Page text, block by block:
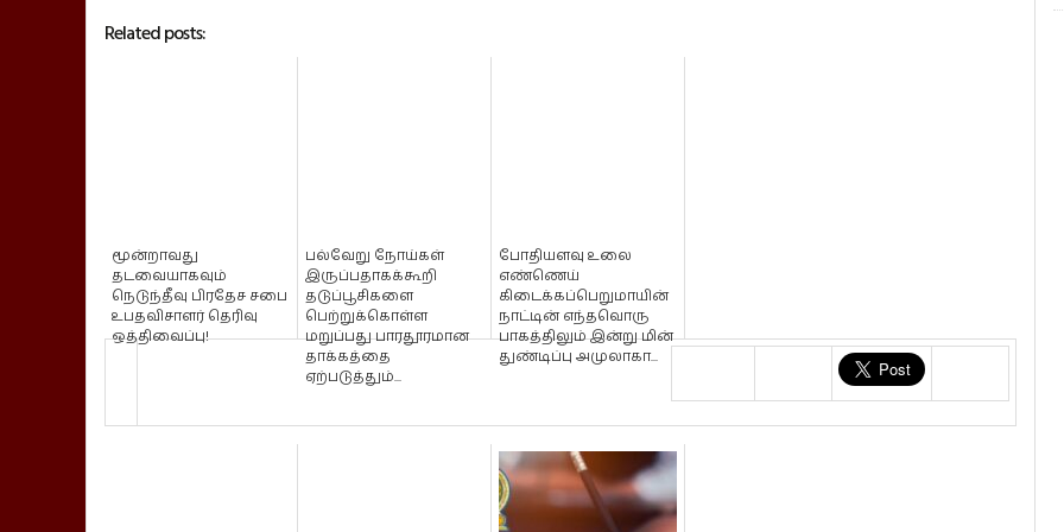
Related posts:
மூன்றாவது
தடவையாகவும்
நெடுந்தீவு பிரதேச சபை
உபதவிசாளர் தெரிவு
ஒத்திவைப்பு!
பல்வேறு நோய்கள்
இருப்பதாகக்கூறி
தடுப்பூசிகளை
பெற்றுக்கொள்ள
மறுப்பது பாரதூரமான
தாக்கத்தை
ஏற்படுத்தும்...
போதியளவு உலை
எண்ணெய்
கிடைக்கப்பெறுமாயின்
நாட்டின் எந்தவொரு
பாகத்திலும் இன்று மின்
துண்டிப்பு அமுலாகா...